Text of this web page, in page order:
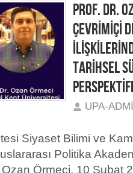
PROF. DR.
ÇEVRİMİÇİ
TARİHSEL
UPA-
Siyaset Bilimi ve
Politika
Örmeci, 10 Şubat